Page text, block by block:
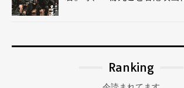
Ranking